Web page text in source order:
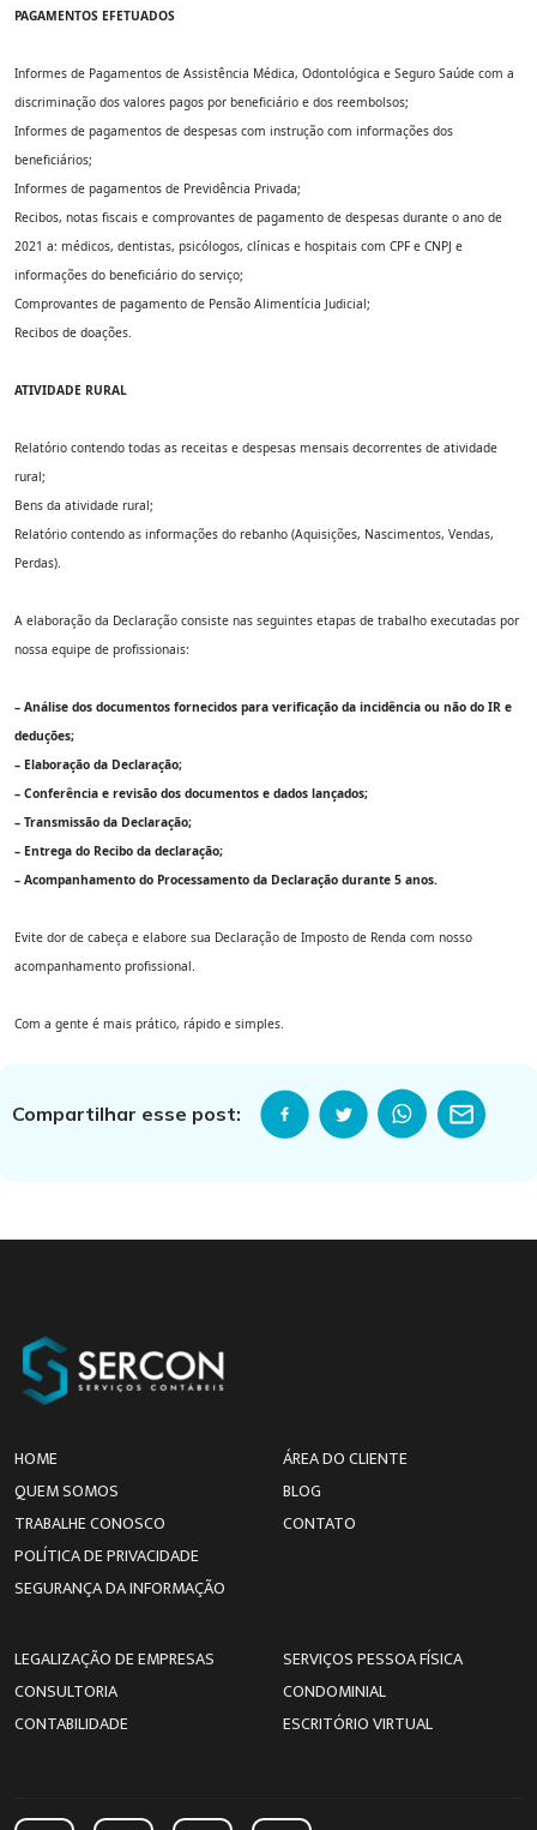
PAGAMENTOS EFETUADOS
Informes de Pagamentos de Assistência Médica, Odontológica e Seguro Saúde com a
discriminação dos valores pagos por beneficiário e dos reembolsos;
Informes de pagamentos de despesas com instrução com informações dos
beneficiários;
Informes de pagamentos de Previdência Privada;
Recibos, notas fiscais e comprovantes de pagamento de despesas durante o ano de
2021 a: médicos, dentistas, psicólogos, clínicas e hospitais com CPF e CNPJ e
informações do beneficiário do serviço;
Comprovantes de pagamento de Pensão Alimentícia Judicial;
Recibos de doações.
ATIVIDADE RURAL
Relatório contendo todas as receitas e despesas mensais decorrentes de atividade
rural;
Bens da atividade rural;
Relatório contendo as informações do rebanho (Aquisições, Nascimentos, Vendas,
Perdas).
A elaboração da Declaração consiste nas seguintes etapas de trabalho executadas por
nossa equipe de profissionais:
– Análise dos documentos fornecidos para verificação da incidência ou não do IR e
deduções;
– Elaboração da Declaração;
– Conferência e revisão dos documentos e dados lançados;
– Transmissão da Declaração;
– Entrega do Recibo da declaração;
– Acompanhamento do Processamento da Declaração durante 5 anos.
Evite dor de cabeça e elabore sua Declaração de Imposto de Renda com nosso
acompanhamento profissional.
Com a gente é mais prático, rápido e simples.
Compartilhar esse post:
HOME
QUEM SOMOS
TRABALHE CONOSCO
POLÍTICA DE PRIVACIDADE
SEGURANÇA DA INFORMAÇÃO
ÁREA DO CLIENTE
BLOG
CONTATO
LEGALIZAÇÃO DE EMPRESAS
CONSULTORIA
CONTABILIDADE
SERVIÇOS PESSOA FÍSICA
CONDOMINIAL
ESCRITÓRIO VIRTUAL